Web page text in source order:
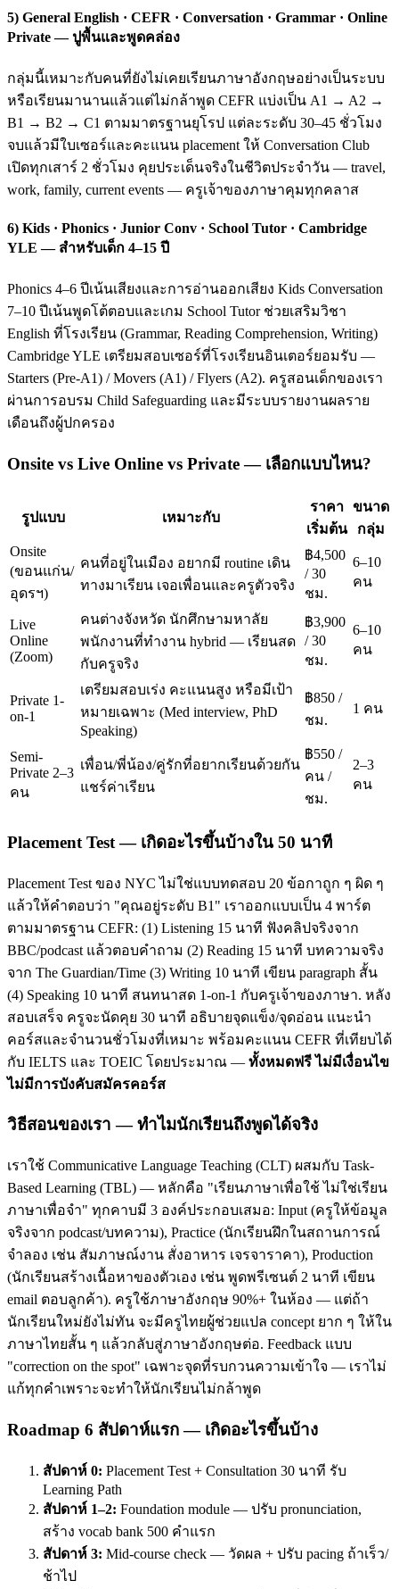
5) General English · CEFR · Conversation · Grammar · Online
Private — ปูพื้นและพูดคล่อง
กลุ่มนี้เหมาะกับคนที่ยังไม่เคยเรียนภาษาอังกฤษอย่างเป็นระบบ
หรือเรียนมานานแล้วแต่ไม่กล้าพูด CEFR แบ่งเป็น A1 → A2 →
B1 → B2 → C1 ตามมาตรฐานยุโรป แต่ละระดับ 30–45 ชั่วโมง
จบแล้วมีใบเซอร์และคะแนน placement ให้ Conversation Club
เปิดทุกเสาร์ 2 ชั่วโมง คุยประเด็นจริงในชีวิตประจำวัน — travel,
work, family, current events — ครูเจ้าของภาษาคุมทุกคลาส
6) Kids · Phonics · Junior Conv · School Tutor · Cambridge
YLE — สำหรับเด็ก 4–15 ปี
Phonics 4–6 ปีเน้นเสียงและการอ่านออกเสียง Kids Conversation
7–10 ปีเน้นพูดโต้ตอบและเกม School Tutor ช่วยเสริมวิชา
English ที่โรงเรียน (Grammar, Reading Comprehension, Writing)
Cambridge YLE เตรียมสอบเซอร์ที่โรงเรียนอินเตอร์ยอมรับ —
Starters (Pre-A1) / Movers (A1) / Flyers (A2). ครูสอนเด็กของเรา
ผ่านการอบรม Child Safeguarding และมีระบบรายงานผลราย
เดือนถึงผู้ปกครอง
Onsite vs Live Online vs Private — เลือกแบบไหน?
รูปแบบ เหมาะกับ
ราคา
เริ่มต้น
ขนาด
กลุ่ม
Onsite
(ขอนแก่น/
อุดรฯ)
คนที่อยู่ในเมือง อยากมี routine เดิน
ทางมาเรียน เจอเพื่อนและครูตัวจริง
฿4,500
/ 30
ชม.
6–10
คน
Live
Online
(Zoom)
คนต่างจังหวัด นักศึกษามหาลัย
พนักงานที่ทำงาน hybrid — เรียนสด
กับครูจริง
฿3,900
/ 30
ชม.
6–10
คน
Private 1-
on-1
เตรียมสอบเร่ง คะแนนสูง หรือมีเป้า
หมายเฉพาะ (Med interview, PhD
Speaking)
฿850 /
ชม.
1 คน
Semi-
Private 2–3
คน
เพื่อน/พี่น้อง/คู่รักที่อยากเรียนด้วยกัน
แชร์ค่าเรียน
฿550 /
คน /
ชม.
2–3
คน
Placement Test — เกิดอะไรขึ้นบ้างใน 50 นาที
Placement Test ของ NYC ไม่ใช่แบบทดสอบ 20 ข้อกาถูก ๆ ผิด ๆ
แล้วให้คำตอบว่า "คุณอยู่ระดับ B1" เราออกแบบเป็น 4 พาร์ต
ตามมาตรฐาน CEFR: (1) Listening 15 นาที ฟังคลิปจริงจาก
BBC/podcast แล้วตอบคำถาม (2) Reading 15 นาที บทความจริง
จาก The Guardian/Time (3) Writing 10 นาที เขียน paragraph สั้น
(4) Speaking 10 นาที สนทนาสด 1-on-1 กับครูเจ้าของภาษา. หลัง
สอบเสร็จ ครูจะนัดคุย 30 นาที อธิบายจุดแข็ง/จุดอ่อน แนะนำ
คอร์สและจำนวนชั่วโมงที่เหมาะ พร้อมคะแนน CEFR ที่เทียบได้
กับ IELTS และ TOEIC โดยประมาณ — ทั้งหมดฟรี ไม่มีเงื่อนไข
ไม่มีการบังคับสมัครคอร์ส
วิธีสอนของเรา — ทำไมนักเรียนถึงพูดได้จริง
เราใช้ Communicative Language Teaching (CLT) ผสมกับ Task-
Based Learning (TBL) — หลักคือ "เรียนภาษาเพื่อใช้ ไม่ใช่เรียน
ภาษาเพื่อจำ" ทุกคาบมี 3 องค์ประกอบเสมอ: Input (ครูให้ข้อมูล
จริงจาก podcast/บทความ), Practice (นักเรียนฝึกในสถานการณ์
จำลอง เช่น สัมภาษณ์งาน สั่งอาหาร เจรจาราคา), Production
(นักเรียนสร้างเนื้อหาของตัวเอง เช่น พูดพรีเซนต์ 2 นาที เขียน
email ตอบลูกค้า). ครูใช้ภาษาอังกฤษ 90%+ ในห้อง — แต่ถ้า
นักเรียนใหม่ยังไม่ทัน จะมีครูไทยผู้ช่วยแปล concept ยาก ๆ ให้ใน
ภาษาไทยสั้น ๆ แล้วกลับสู่ภาษาอังกฤษต่อ. Feedback แบบ
"correction on the spot" เฉพาะจุดที่รบกวนความเข้าใจ — เราไม่
แก้ทุกคำเพราะจะทำให้นักเรียนไม่กล้าพูด
Roadmap 6 สัปดาห์แรก — เกิดอะไรขึ้นบ้าง
สัปดาห์ 0: Placement Test + Consultation 30 นาที รับ
Learning Path
สัปดาห์ 1–2: Foundation module — ปรับ pronunciation,
สร้าง vocab bank 500 คำแรก
สัปดาห์ 3: Mid-course check — วัดผล + ปรับ pacing ถ้าเร็ว/
ช้าไป